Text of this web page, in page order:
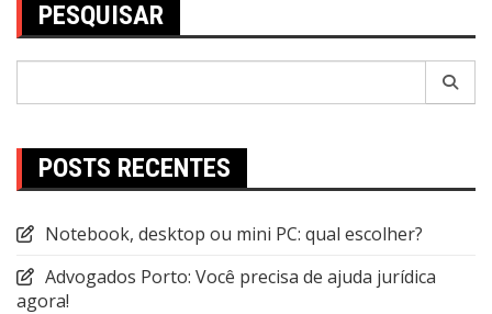
PESQUISAR
POSTS RECENTES
Notebook, desktop ou mini PC: qual escolher?
Advogados Porto: Você precisa de ajuda jurídica
agora!